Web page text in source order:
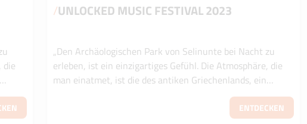
die
/UNLOCKED MUSIC FESTIVAL 2023
„Den Archäologischen Park von Selinunte bei Nacht zu
erleben, ist ein einzigartiges Gefühl. Die Atmosphäre, die
man einatmet, ist die des antiken Griechenlands, ein
ENTDECKEN